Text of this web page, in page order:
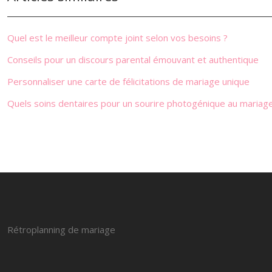
Quel est le meilleur compte joint selon vos besoins ?
Conseils pour un discours parental émouvant et authentique
Personnaliser une carte de félicitations de mariage unique
Quels soins dentaires pour un sourire photogénique au
Rétroplanning de mariage